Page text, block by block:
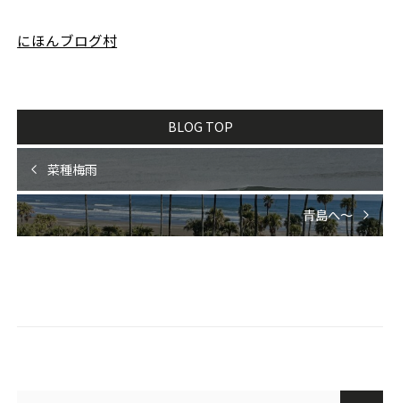
にほんブログ村
BLOG TOP
菜種梅雨
青島へ〜